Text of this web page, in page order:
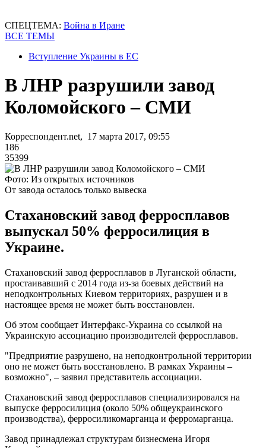
СПЕЦТЕМА: Война в Иране
ВСЕ ТЕМЫ
Вступление Украины в ЕС
В ЛНР разрушили завод
Коломойского – СМИ
Корреспондент.net, 17 марта 2017, 09:55
186
35399
Фото: Из открытых источников
От завода осталось только вывеска
Стахановский завод ферросплавов
выпускал 50% ферросилиция в
Украине.
Стахановский завод ферросплавов в Луганской области,
простаивавший с 2014 года из-за боевых действий на
неподконтрольных Киевом территориях, разрушен и в
настоящее время не может быть восстановлен.
Об этом сообщает Интерфакс-Украина со ссылкой на
Украинскую ассоциацию производителей ферросплавов.
"Предприятие разрушено, на неподконтрольной территории
оно не может быть восстановлено. В рамках Украины –
возможно", – заявил представитель ассоциации.
Стахановский завод ферросплавов специализировался на
выпуске ферросилиция (около 50% общеукраинского
производства), ферросиликомарганца и ферромарганца.
Завод принадлежал структурам бизнесмена Игоря